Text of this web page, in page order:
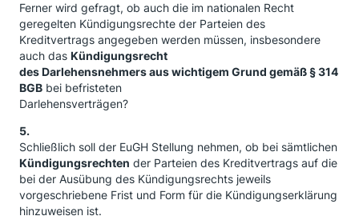
Ferner wird gefragt, ob auch die im nationalen Recht
geregelten Kündigungsrechte der Parteien des
Kreditvertrags angegeben werden müssen, insbesondere
auch das Kündigungsrecht
des Darlehensnehmers aus wichtigem Grund gemäß § 314
BGB bei befristeten
Darlehensverträgen?
5.
Schließlich soll der EuGH Stellung nehmen, ob bei sämtlichen
Kündigungsrechten der Parteien des Kreditvertrags auf die
bei der Ausübung des Kündigungsrechts jeweils
vorgeschriebene Frist und Form für die Kündigungserklärung
hinzuweisen ist.